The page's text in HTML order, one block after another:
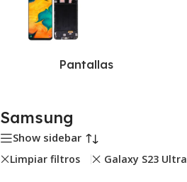
Pantallas
Samsung
Show sidebar
Limpiar filtros Galaxy S23 Ultra